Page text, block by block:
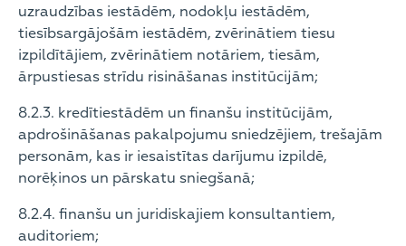
uzraudzības iestādēm, nodokļu iestādēm,
tiesībsargājošām iestādēm, zvērinātiem tiesu
izpildītājiem, zvērinātiem notāriem, tiesām,
ārpustiesas strīdu risināšanas institūcijām;
8.2.3. kredītiestādēm un finanšu institūcijām,
apdrošināšanas pakalpojumu sniedzējiem, trešajām
personām, kas ir iesaistītas darījumu izpildē,
norēķinos un pārskatu sniegšanā;
8.2.4. finanšu un juridiskajiem konsultantiem,
auditoriem;